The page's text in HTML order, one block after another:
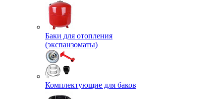
Баки для отопления
(экспанзоматы)
Комплектующие для баков